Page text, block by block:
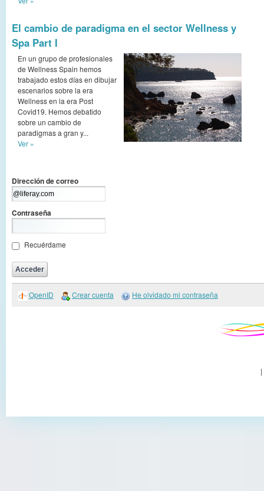
El cambio de paradigma en el sector Wellness y
Spa Part I
En un grupo de profesionales
de Wellness Spain hemos
trabajado estos días en dibujar
escenarios sobre la era
Wellness en la era Post
Covid19. Hemos debatido
sobre un cambio de
paradigmas a gran y...
Ver »
Dirección de correo
Contraseña
Recuérdame
OpenID Crear cuenta He olvidado mi contraseña
|